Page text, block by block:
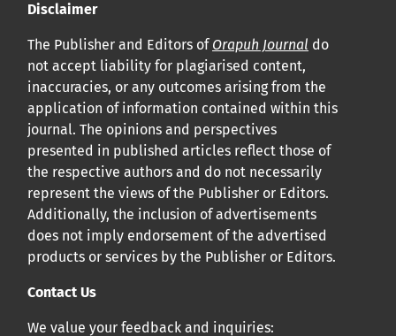
Disclaimer
The Publisher and Editors of Orapuh Journal do
not accept liability for plagiarised content,
inaccuracies, or any outcomes arising from the
application of information contained within this
journal. The opinions and perspectives
presented in published articles reflect those of
the respective authors and do not necessarily
represent the views of the Publisher or Editors.
Additionally, the inclusion of advertisements
does not imply endorsement of the advertised
products or services by the Publisher or Editors.
Contact Us
We value your feedback and inquiries: